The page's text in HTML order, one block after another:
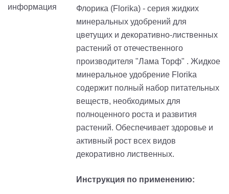
Флорика (Florika) - серия жидких
минеральных удобрений для
цветущих и декоративно-лиственных
растений от отечественного
производителя "Лама Торф" . Жидкое
минеральное удобрение Florika
содержит полный набор питательных
веществ, необходимых для
полноценного роста и развития
растений. Обеспечивает здоровье и
активный рост всех видов
декоративно лиственных.
Инструкция по применению: